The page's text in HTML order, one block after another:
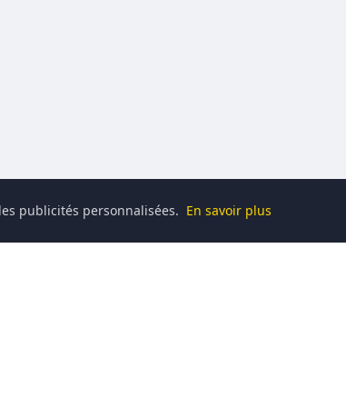
publicités personnalisées. En savoir plus